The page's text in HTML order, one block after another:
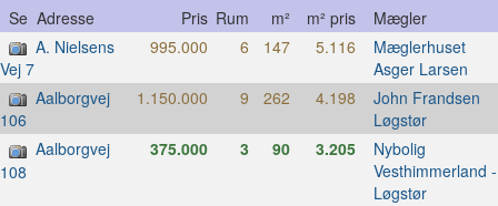
Se Adresse Pris Rum m² m² pris Mægler
A. Nielsens
Vej 7
995.000 6 147 5.116 Mæglerhuset
Asger Larsen
Aalborgvej
106
1.150.000 9 262 4.198 John Frandsen
Løgstør
Aalborgvej
108
375.000 3 90 3.205 Nybolig
Vesthimmerland -
Løgstør